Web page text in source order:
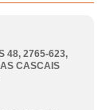
48, 2765-623,
CASCAIS